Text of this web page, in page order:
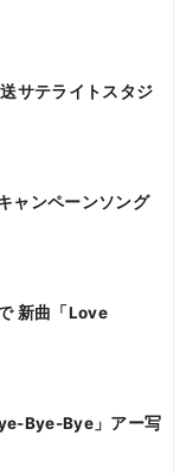
サテライトスタジ
ャンペーンソング
新曲「Love
Bye-Bye」アー写